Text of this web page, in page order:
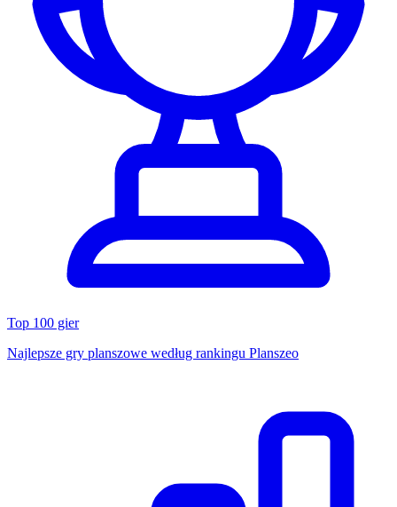
Top 100 gier
Najlepsze gry planszowe według rankingu Planszeo